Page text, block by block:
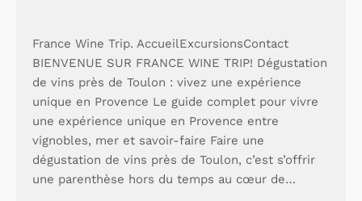
France Wine Trip. AccueilExcursionsContact
BIENVENUE SUR FRANCE WINE TRIP! Dégustation
de vins près de Toulon : vivez une expérience
unique en Provence Le guide complet pour vivre
une expérience unique en Provence entre
vignobles, mer et savoir-faire Faire une
dégustation de vins près de Toulon, c’est s’offrir
une parenthèse hors du temps au cœur de…